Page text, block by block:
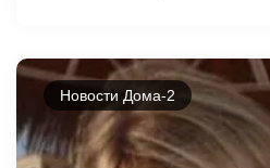
Новости Дома-2